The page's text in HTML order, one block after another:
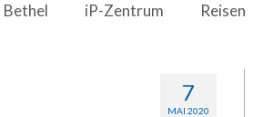
Bethel iP-Zentrum Reisen
7
MAI 2020